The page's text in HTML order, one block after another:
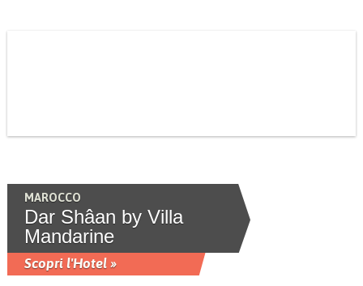
MAROCCO
Dar Shâan by Villa
Mandarine
Scopri l'Hotel »